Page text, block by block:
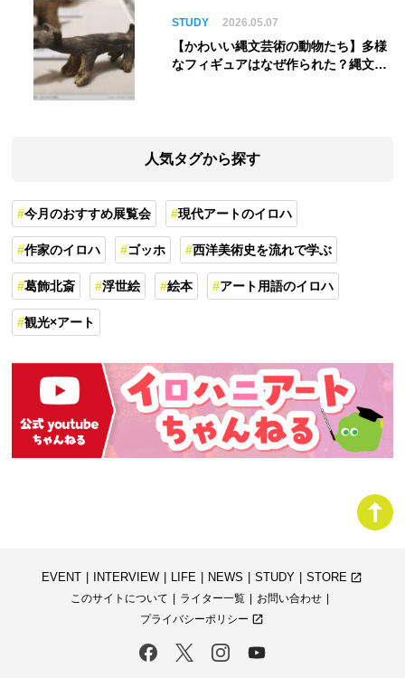
STUDY 2026.05.07
【かわいい縄文芸術の動物たち】多様
なフィギュアはなぜ作られた？縄文人
人気タグから探す
今月のおすすめ展覧会 現代アートのイロハ
作家のイロハ ゴッホ 西洋美術史を流れで学ぶ
葛飾北斎 浮世絵 絵本 アート用語のイロハ
観光×アート
EVENT INTERVIEW LIFE NEWS STUDY STORE launch
このサイトについて
ライター一覧
お問い合わせ
プライバシーポリシー launch